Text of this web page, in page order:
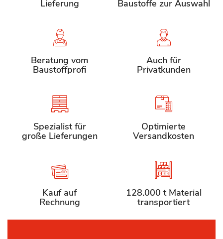
Lieferung Baustoffe zur Auswahl
Beratung vom
Baustoffprofi
Auch für
Privatkunden
Spezialist für
große Lieferungen
Optimierte
Versandkosten
Kauf auf
Rechnung
128.000 t Material
transportiert